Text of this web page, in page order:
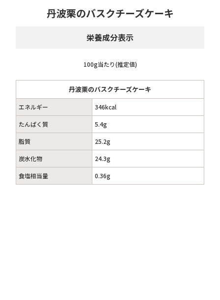
丹波栗のバスクチーズケーキ
栄養成分表示
100g当たり(推定値)
丹波栗のバスクチーズケーキ
エネルギー 346kcal
たんぱく質 5.4g
脂質 25.2g
炭水化物 24.3g
食塩相当量 0.36g